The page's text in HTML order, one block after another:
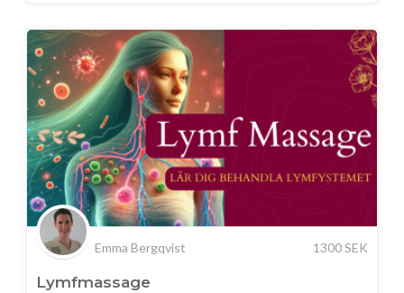
Emma Bergqvist 1300SEK
Lymfmassage